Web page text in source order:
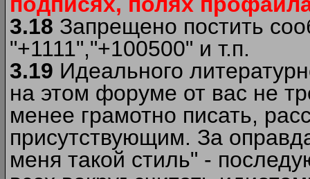
3.18 Запрещено постить
"+1111","+100500" и т.п.
3.19 Идеального
на этом форуме от вас не
менее грамотно писать,
присутствующим. За
меня такой стиль" -